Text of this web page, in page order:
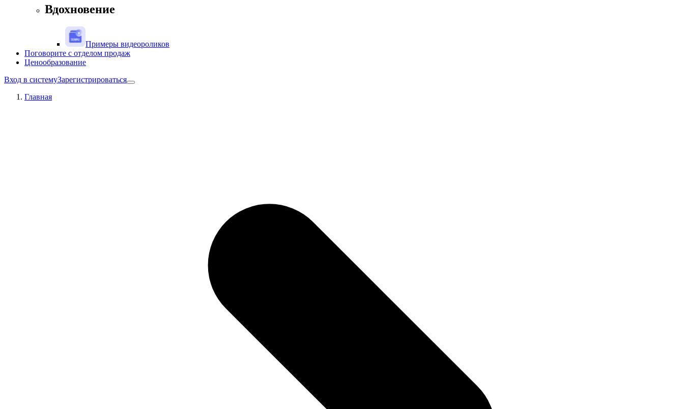
Вдохновение
Примеры видеороликов
Поговорите с отделом продаж
Ценообразование
Вход в системуЗарегистрироваться
Главная